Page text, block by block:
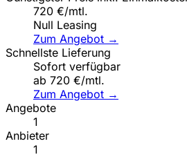
720 €/mtl.
Null Leasing
Zum Angebot →
Schnellste Lieferung
Sofort verfügbar
ab 720 €/mtl.
Zum Angebot →
Angebote
1
Anbieter
1